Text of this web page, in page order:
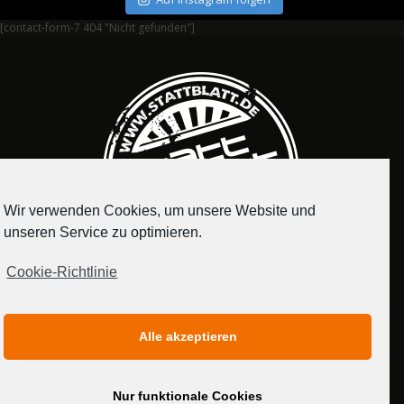
[contact-form-7 404 "Nicht gefunden"]
MEDIADATEN
Wir verwenden Cookies, um unsere Website und
unseren Service zu optimieren.
Cookie-Richtlinie
Alle akzeptieren
Nur funktionale Cookies